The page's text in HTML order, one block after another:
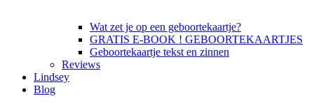
Wat zet je op een geboortekaartje?
GRATIS E-BOOK ! GEBOORTEKAARTJES
Geboortekaartje tekst en zinnen
Reviews
Lindsey
Blog